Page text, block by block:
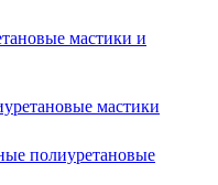
мастики и
мастики
полиуретановые